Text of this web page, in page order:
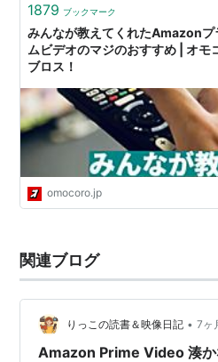
1879 ブックマーク
みんなが教えてくれたAmazonプ
ムビデオのマジのおすすめ | オモ
ブロス！
omocoro.jp
関連ブログ
りっこの読書＆映像日記 • 7ヶ
Amazon Prime Video 湊か